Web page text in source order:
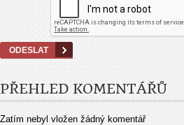
PŘEHLED KOMENTÁŘŮ
Zatím nebyl vložen žádný komentář